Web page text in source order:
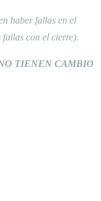
haber fallas en el
fallas con el cierre).
NO TIENEN CAMBIO